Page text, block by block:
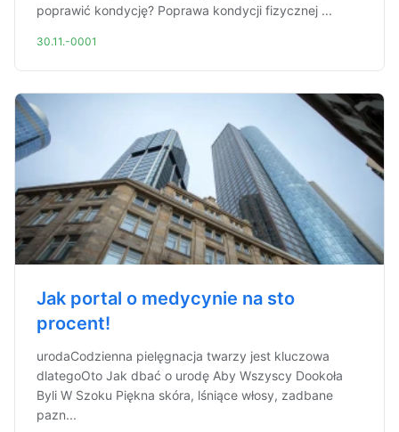
poprawić kondycję? Poprawa kondycji fizycznej ...
30.11.-0001
Jak portal o medycynie na sto
procent!
urodaCodzienna pielęgnacja twarzy jest kluczowa
dlategoOto Jak dbać o urodę Aby Wszyscy Dookoła
Byli W Szoku Piękna skóra, lśniące włosy, zadbane
pazn...